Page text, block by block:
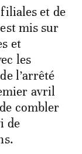
et de
mis sur
et
les
l’arrêté
avril
combler
de